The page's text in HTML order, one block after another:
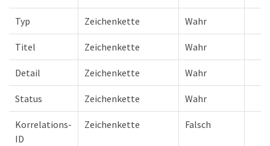
Typ Zeichenkette Wahr
Titel Zeichenkette Wahr
Detail Zeichenkette Wahr
Status Zeichenkette Wahr
Korrelations-
ID
Zeichenkette Falsch